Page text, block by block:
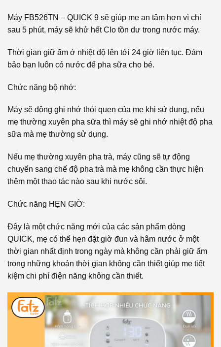
Máy FB526TN – QUICK 9 sẽ giúp mẹ an tâm hơn vì chỉ
sau 5 phút, máy sẽ khử hết Clo tồn dư trong nước máy.
Thời gian giữ ấm ở nhiệt độ lên tới 24 giờ liên tục. Đảm
bảo bạn luôn có nước để pha sữa cho bé.
Chức năng bộ nhớ:
Máy sẽ động ghi nhớ thói quen của mẹ khi sử dụng, nếu
mẹ thường xuyên pha sữa thì máy sẽ ghi nhớ nhiệt độ pha
sữa mà mẹ thường sử dụng.
Nếu mẹ thường xuyên pha trà, máy cũng sẽ tự động
chuyển sang chế độ pha trà mà mẹ không cần thực hiện
thêm một thao tác nào sau khi nước sôi.
Chức năng HẸN GIỜ:
Đây là một chức năng mới của các sản phẩm dòng
QUICK, mẹ có thể hẹn đặt giờ đun và hâm nước ở một
thời gian nhất định trong ngày mà không cần phải giữ ấm
trong những khoản thời gian không cần thiết giúp mẹ tiết
kiệm chi phí điện năng không cần thiết.